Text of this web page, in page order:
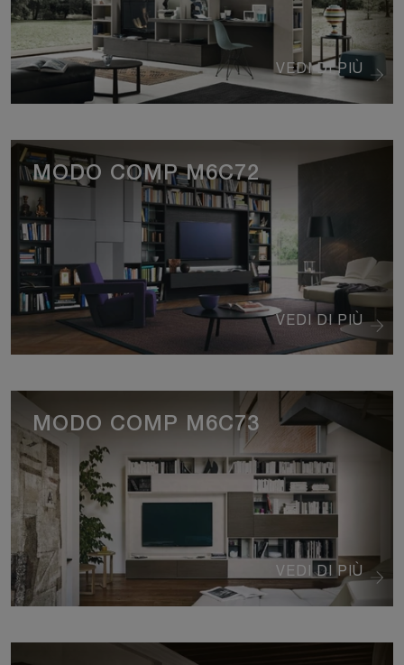
VEDI DI PIÙ
VEDI DI PIÙ
MODO COMP M6C72
VEDI DI PIÙ
MODO COMP M6C73